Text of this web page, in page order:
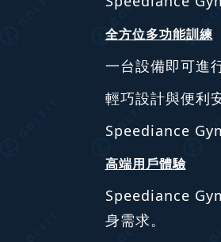
全方位多功能訓練
一台設備即可進
輕巧設計與便利
Speediance
高端用戶體驗
Speediance
身需求。